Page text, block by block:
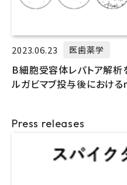
2023.06.23 医歯薬学
B細胞受容体レパトア解析
ルガビマブ投与後におけ
Press releases